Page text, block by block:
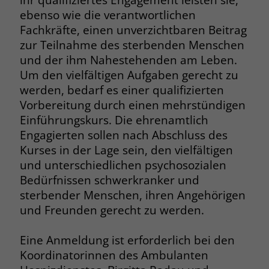
ebenso wie die verantwortlichen
Fachkräfte, einen unverzichtbaren Beitrag
zur Teilnahme des sterbenden Menschen
und der ihm Nahestehenden am Leben.
Um den vielfältigen Aufgaben gerecht zu
werden, bedarf es einer qualifizierten
Vorbereitung durch einen mehrstündigen
Einführungskurs. Die ehrenamtlich
Engagierten sollen nach Abschluss des
Kurses in der Lage sein, den vielfältigen
und unterschiedlichen psychosozialen
Bedürfnissen schwerkranker und
sterbender Menschen, ihren Angehörigen
und Freunden gerecht zu werden.
Eine Anmeldung ist erforderlich bei den
Koordinatorinnen des Ambulanten
Name PHPSESSID
Anbieter stiftung-liebenau.de
Laufzeit Session
Zweck
Behält die Zustände des Benutzers bei
allen Seitenanfragen bei.
Name cookie_optin
Anbieter www.stiftung-liebenau.de
Laufzeit 1 Monat
Zweck
Behält die Zustimmung des Benutzers
zum Cookie Opt-In
Zweck
Browsers und die Einstellungen
exklusiv für diese Website zu speichern.
Dadurch wird gewährleistet, dass
Aktionen, die bei späteren Besuchen
derselben Website durchgeführt
werden, mit derselben
Benutzerkennung verknüpft werden.
Name _clsk
Anbieter www.clarity.ms
Laufzeit 1 Jahr
Microsoft Clarity setzt dieses Cookie,
um die Seitenaufrufe eines Benutzers
Sitzungsaufzeichnung
zusammenzufassen.